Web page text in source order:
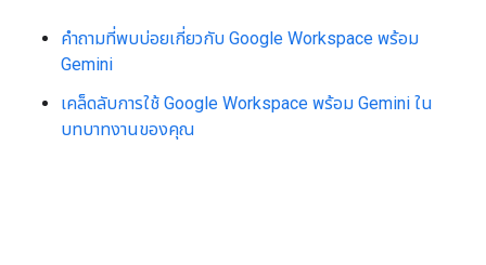
คำถามที่พบบ่อยเกี่ยวกับ Google Workspace พร้อม
Gemini
เคล็ดลับการใช้ Google Workspace พร้อม Gemini ใน
บทบาทงานของคุณ